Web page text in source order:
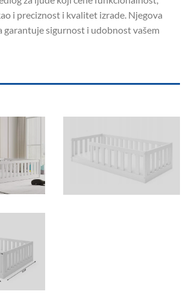
i preciznost i kvalitet izrade. Njegova
sigurnost i udobnost vašem